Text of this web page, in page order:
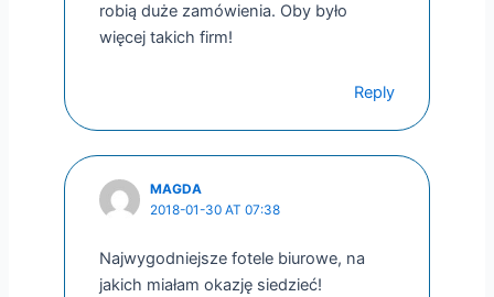
robią duże zamówienia. Oby było
więcej takich firm!
Reply
MAGDA
2018-01-30 AT 07:38
Najwygodniejsze fotele biurowe, na
jakich miałam okazję siedzieć!